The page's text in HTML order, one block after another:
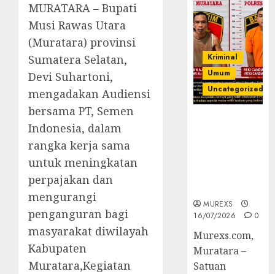
MURATARA – Bupati
Musi Rawas Utara
(Muratara) provinsi
Sumatera Selatan,
Devi Suhartoni,
mengadakan Audiensi
bersama PT, Semen
Indonesia, dalam
rangka kerja sama
untuk meningkatan
perpajakan dan
mengurangi
penganguran bagi
masyarakat diwilayah
Kabupaten
Muratara,Kegiatan
Kriminal
Umum
Uncategorized
MUREXS
16/07/2026
0
Murexs.com,
Muratara –
Satuan